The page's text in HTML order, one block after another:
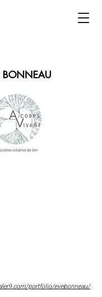
BONNEAU
portfolio/evebonneau/